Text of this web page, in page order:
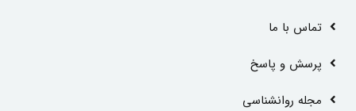
تماس با ما
پرسش و پاسخ
مجله روانشناسی